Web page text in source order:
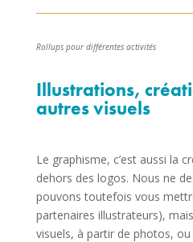
Rollups pour différentes activités
Illustrations,
autres visuels
Le graphisme, c’est aussi la
dehors des logos. Nous ne
pouvons toutefois vous
partenaires illustrateurs),
visuels, à partir de photos,